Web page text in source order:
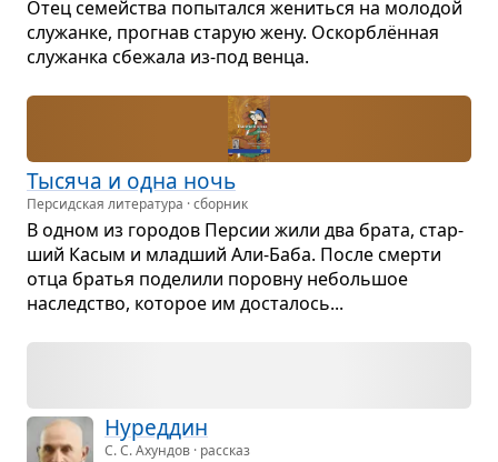
Отец семейства попы­тался жениться на моло­дой
слу­жанке, про­гнав ста­рую жену. Оскорб­лён­ная
слу­жанка сбе­жала из-под венца.
Тысяча и одна ночь
Персидская литература · сборник
В одном из горо­дов Пер­сии жили два брата, стар­
ший Касым и млад­ший Али-Баба. После смерти
отца бра­тья поде­лили поровну неболь­шое
наслед­ство, кото­рое им доста­лось...
Нуред­дин
С. С. Ахундов · рассказ